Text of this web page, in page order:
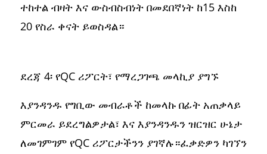
ተከተል ብዛት እና ውስብስብነት በመደበኛነት ከ15 እስከ
20 የስራ ቀናት ይወስዳል።
ደረጃ 4፡ የQC ሪፖርት፣ የማረጋገጫ መላኪያ ያግኙ
እያንዳንዱ የግቢው መብራቶች ከመላኩ በፊት አጠቃላይ
ምርመራ ይደረግልዎታል፣ እና እያንዳንዱን ዝርዝር ሁኔታ
ለመገምገም የQC ሪፖርታችንን ያገኛሉ።ፈቃድዎን ካገኘን